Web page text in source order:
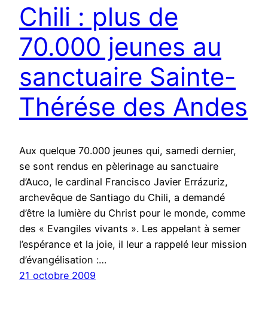
Chili : plus de
70.000 jeunes au
sanctuaire Sainte-
Thérése des Andes
Aux quelque 70.000 jeunes qui, samedi dernier,
se sont rendus en pèlerinage au sanctuaire
d’Auco, le cardinal Francisco Javier Errázuriz,
archevêque de Santiago du Chili, a demandé
d’être la lumière du Christ pour le monde, comme
des « Evangiles vivants ». Les appelant à semer
l’espérance et la joie, il leur a rappelé leur mission
d’évangélisation :…
21 octobre 2009